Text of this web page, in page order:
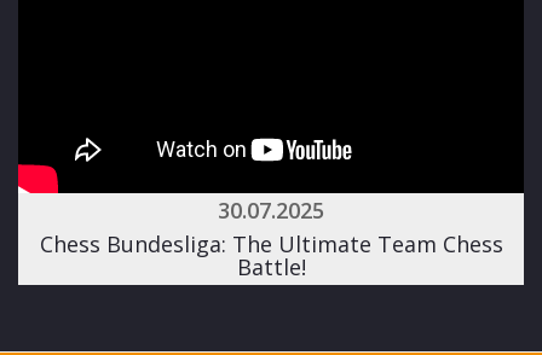
30.07.2025
Chess Bundesliga: The Ultimate Team Chess
Battle!